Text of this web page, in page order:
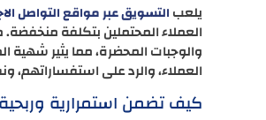
يلعبالتسويق عبر مواقع التواصل
العملاء المحتملين بتكلفة
والوجبات المحضرة، مما يثير شهية
العملاء، والرد على استفساراتهم،
كيف تضمن استمرارية